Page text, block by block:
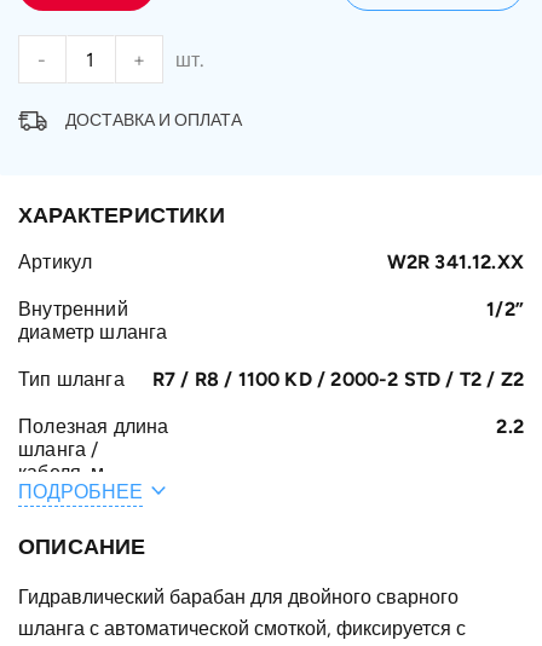
- + шт.
ДОСТАВКА И ОПЛАТА
ХАРАКТЕРИСТИКИ
Артикул W2R 341.12.XX
Внутренний
диаметр шланга
1/2”
Тип шланга R7 / R8 / 1100 KD / 2000-2 STD / T2 / Z2
Полезная длина
шланга /
кабеля, м
2.2
шланга /
A, мм
ПОДРОБНЕЕ
ОПИСАНИЕ
Гидравлический барабан для двойного сварного
шланга с автоматической смоткой, фиксируется с